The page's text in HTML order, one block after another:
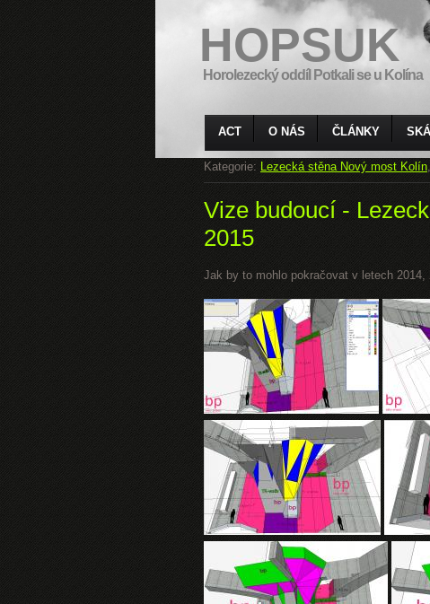
HOPSUK
Horolezecký oddíl Potkali se u Kolína
ACT O NÁS ČLÁNKY
Kategorie: Lezecká stěna Nový most Kolín,
Vize budoucí -
2015
Jak by to mohlo pokračovat v letech